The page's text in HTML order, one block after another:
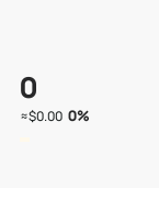
0
≈$0.00 0%